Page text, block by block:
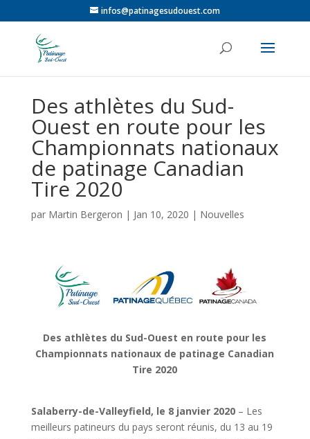
infos@patinagesudouest.com
Des athlètes du Sud-
Ouest en route pour les
Championnats nationaux
de patinage Canadian
Tire 2020
par Martin Bergeron | Jan 10, 2020 | Nouvelles
Des athlètes du Sud-Ouest en route pour les
Championnats nationaux de patinage Canadian
Tire 2020
Salaberry-de-Valleyfield, le 8 janvier 2020– Les
meilleurs patineurs du pays seront réunis, du 13 au 19